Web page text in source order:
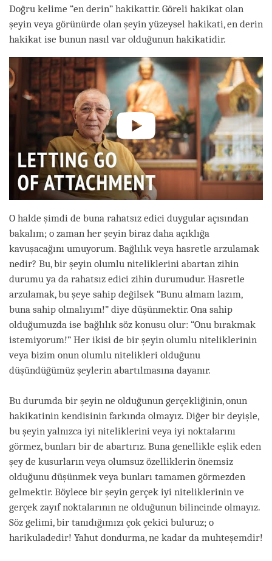
Doğru kelime “en derin” hakikattir. Göreli hakikat olan
şeyin veya görünürde olan şeyin yüzeysel hakikati, en derin
hakikat ise bunun nasıl var olduğunun hakikatidir.
O halde şimdi de buna rahatsız edici duygular açısından
bakalım; o zaman her şeyin biraz daha açıklığa
kavuşacağını umuyorum. Bağlılık veya hasretle arzulamak
nedir? Bu, bir şeyin olumlu niteliklerini abartan zihin
durumu ya da rahatsız edici zihin durumudur. Hasretle
arzulamak, bu şeye sahip değilsek “Bunu almam lazım,
buna sahip olmalıyım!” diye düşünmektir. Ona sahip
olduğumuzda ise bağlılık söz konusu olur: “Onu bırakmak
istemiyorum!” Her ikisi de bir şeyin olumlu niteliklerinin
veya bizim onun olumlu nitelikleri olduğunu
düşündüğümüz şeylerin abartılmasına dayanır.
Bu durumda bir şeyin ne olduğunun gerçekliğinin, onun
hakikatinin kendisinin farkında olmayız. Diğer bir deyişle,
bu şeyin yalnızca iyi niteliklerini veya iyi noktalarını
görmez, bunları bir de abartırız. Buna genellikle eşlik eden
şey de kusurların veya olumsuz özelliklerin önemsiz
olduğunu düşünmek veya bunları tamamen görmezden
gelmektir. Böylece bir şeyin gerçek iyi niteliklerinin ve
gerçek zayıf noktalarının ne olduğunun bilincinde olmayız.
Söz gelimi, bir tanıdığımızı çok çekici buluruz; o
harikuladedir! Yahut dondurma, ne kadar da muhteşemdir!